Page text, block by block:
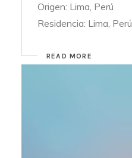
Origen: Lima, Perú
Residencia: Lima, Perú
READ MORE